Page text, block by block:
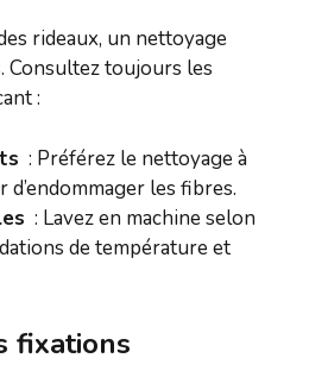
rideaux, un nettoyage
Consultez toujours les
:
: Préférez le nettoyage à
les fibres.
: Lavez en machine selon
de température et
fixations